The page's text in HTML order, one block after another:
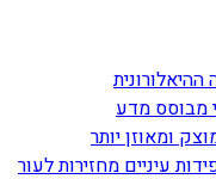
מבוסס מדע
ומאוזן יותר
עיניים מחזירות לעור